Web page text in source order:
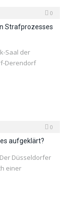
0
Strafprozesses
Saal der
Derendorf
0
aufgeklärt?
Düsseldorfer
einer